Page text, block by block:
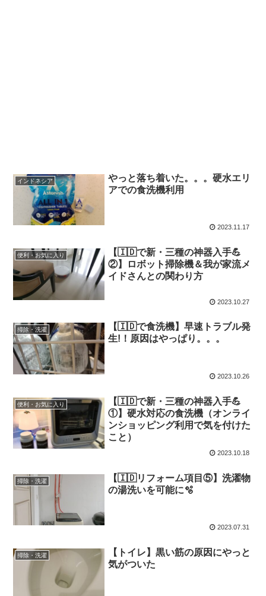
インドネシア
やっと落ち着いた。。。硬水エリ
アでの食洗機利用
2023.11.17
便利・お気に入り
【🇮🇩で新・三種の神器入手💪
②】ロボット掃除機＆我が家流メ
イドさんとの関わり方
2023.10.27
掃除・洗濯
【🇮🇩で食洗機】早速トラブル発
生!！原因はやっぱり。。。
2023.10.26
便利・お気に入り
【🇮🇩で新・三種の神器入手💪
①】硬水対応の食洗機（オンライ
ンショッピング利用で気を付けた
こと）
2023.10.18
掃除・洗濯
【🇮🇩リフォーム項目⑤】洗濯物
の湯洗いを可能に🫧
2023.07.31
掃除・洗濯
【トイレ】黒い筋の原因にやっと
気がついた